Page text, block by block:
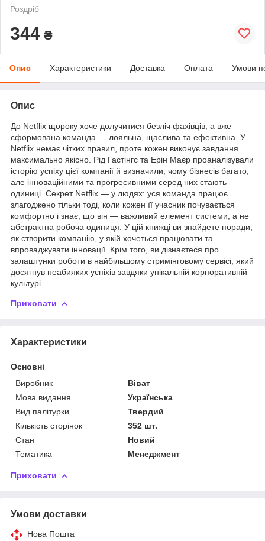
Роздріб
344 ₴
Опис Характеристики Доставка Оплата Умови
Опис
До Netflix щороку хоче долучитися безліч фахівців, а вже
сформована команда — лояльна, щаслива та ефективна. У
Netflix немає чітких правил, проте кожен виконує завдання
максимально якісно. Рід Гастінгс та Ерін Маєр проаналізували
історію успіху цієї компанії й визначили, чому бізнесів багато,
але інноваційними та прогресивними серед них стають
одиниці. Секрет Netflix — у людях: уся команда працює
злагоджено тільки тоді, коли кожен її учасник почувається
комфортно і знає, що він — важливий елемент системи, а не
абстрактна робоча одиниця. У цій книжці ви знайдете поради,
як створити компанію, у якій хочеться працювати та
впроваджувати інновації. Крім того, ви дізнаєтеся про
залаштунки роботи в найбільшому стримінговому сервісі, який
досягнув неабияких успіхів завдяки унікальній корпоративній
культурі.
Приховати
Характеристики
Основні
Виробник
Віват
Мова видання
Українська
Вид палітурки
Твердий
Кількість сторінок
352 шт.
Стан
Новий
Тематика
Менеджмент
Приховати
Умови доставки
Нова Пошта